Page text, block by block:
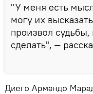
"У меня есть
могу их
произвол
сделать", —
Диего Армандо